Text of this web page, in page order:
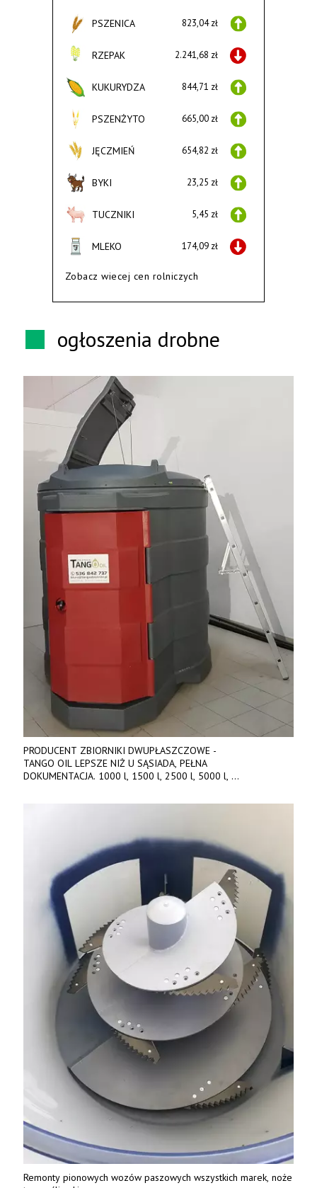
PSZENICA 823,04 zł
RZEPAK 2.241,68 zł
KUKURYDZA 844,71 zł
PSZENŻYTO 665,00 zł
JĘCZMIEŃ 654,82 zł
BYKI 23,25 zł
TUCZNIKI 5,45 zł
MLEKO 174,09 zł
Zobacz wiecej cen rolniczych
ogłoszenia drobne
PRODUCENT ZBIORNIKI DWUPŁASZCZOWE -
TANGO OIL LEPSZE NIŻ U SĄSIADA, PEŁNA
DOKUMENTACJA. 1000 l, 1500 l, 2500 l, 5000 l,
842 737, www.tango-oil.pl
Remonty pionowych wozów paszowych wszystkich marek, noże